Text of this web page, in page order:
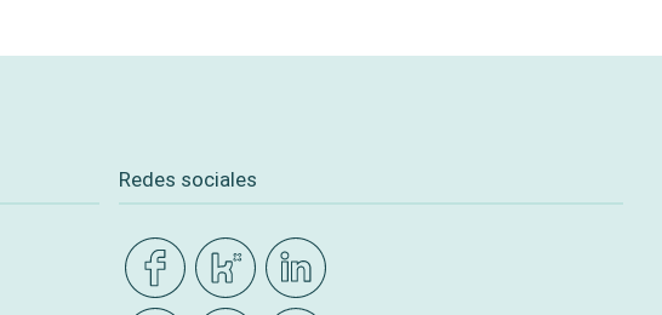
Redes sociales